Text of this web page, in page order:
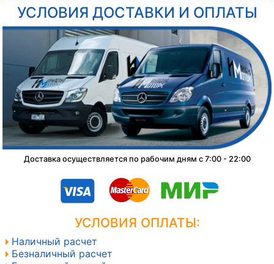
УСЛОВИЯ ДОСТАВКИ И ОПЛАТЫ
Доставка осуществляется по рабочим дням с 7:00 - 22:00
УСЛОВИЯ ОПЛАТЫ:
Наличный расчет
Безналичный расчет